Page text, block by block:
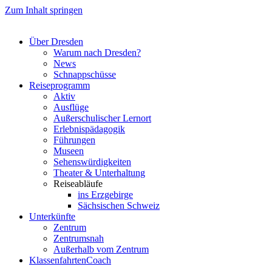
Zum Inhalt springen
Über Dresden
Warum nach Dresden?
News
Schnappschüsse
Reiseprogramm
Aktiv
Ausflüge
Außerschulischer Lernort
Erlebnispädagogik
Führungen
Museen
Sehenswürdigkeiten
Theater & Unterhaltung
Reiseabläufe
ins Erzgebirge
Sächsischen Schweiz
Unterkünfte
Zentrum
Zentrumsnah
Außerhalb vom Zentrum
KlassenfahrtenCoach